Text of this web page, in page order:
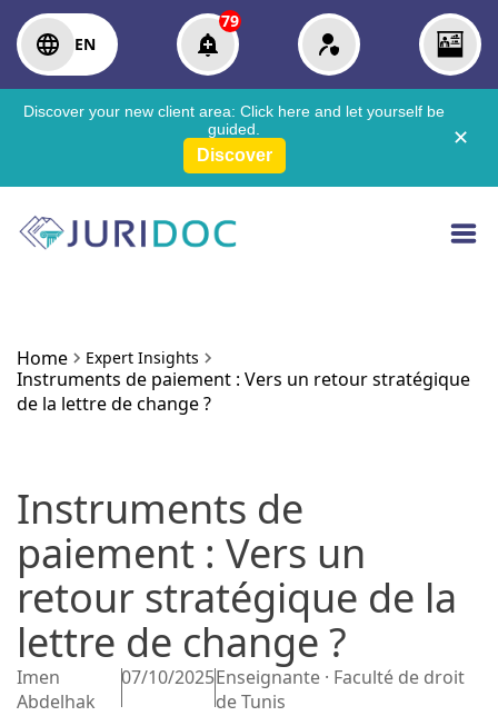
EN
79
Discover your new client area: Click here and let yourself be
guided.
Discover
✕
Home Expert Insights
Instruments de paiement : Vers un retour stratégique
de la lettre de change ?
Instruments de
paiement : Vers un
retour stratégique de la
lettre de change ?
Imen
Abdelhak
07/10/2025Enseignante · Faculté de droit
de Tunis